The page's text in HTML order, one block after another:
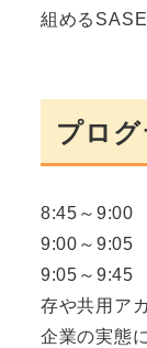
組める
プログ
8:45～9:00
9:00～9:05
9:05～9:45
存や共用ア
企業の実態